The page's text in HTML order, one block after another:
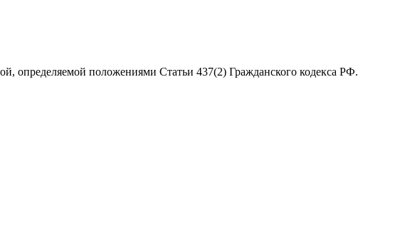
определяемой положениями Статьи 437(2) Гражданского кодекса РФ.